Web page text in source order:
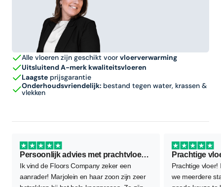
Alle vloeren zijn geschikt voor vloerverwarming
Uitsluitend A-merk kwaliteitsvloeren
Laagste prijsgarantie
Onderhoudsvriendelijk: bestand tegen water, krassen &
vlekken
Persoonlijk advies met prachtvloer als resultaat
Ik vind de Floors Company zeker een
aanrader! Marjolein en haar zoon zijn zeer
Prachtige
Prachtige vloer!
we meerdere